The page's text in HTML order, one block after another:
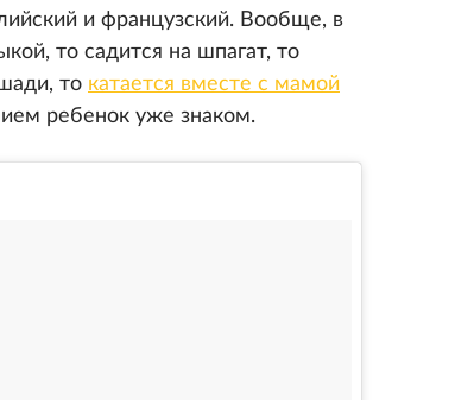
и французский. Вообще, в
то садится на шпагат, то
то катается вместе с мамой
ребенок уже знаком.